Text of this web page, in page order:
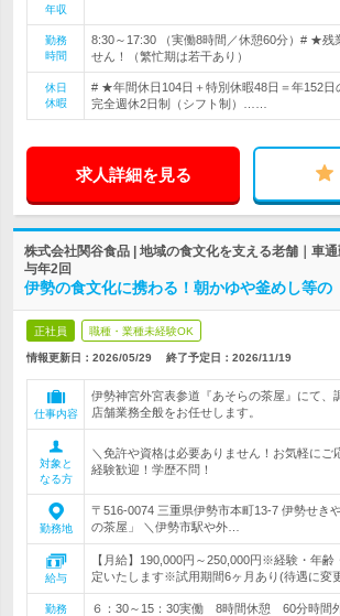
年収
勤務
時間
8:30～17:30 （実働8時間／休憩60分）# ★残
せん！（繁忙期は若干あり）
休日
休暇
# ★年間休日104日＋特別休暇48日＝年152日
完全週休2日制（シフト制）……
求人詳細を見る
株式会社関谷食品 | 地域の食文化を支える老舗｜車
与年2回
伊勢の食文化に携わる！朝かゆや釜めし等の
正社員 職種・業種未経験OK
情報更新日：2026/05/29 終了予定日： 2026/11/19
仕事内容
伊勢神宮外宮表参道『あそらの茶屋』にて、
店舗業務全般をお任せします。
対象と
なる方
＼免許や資格は必要ありません！お気軽にご
経験歓迎！学歴不問！
勤務地
〒516-0074 三重県伊勢市本町13-7 伊勢せき
の茶屋」 ＼伊勢市駅や外…
給与
【月給】190,000円～250,000円※経験・年齢
定いたします※試用期間6ヶ月あり(待遇に変
勤務
６：30～15：30実働 8時間休憩 60分時間